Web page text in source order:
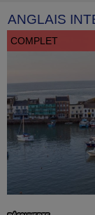
vigueur
Colonies de
goûts
- Aventures en pleine
- Colonies à thème :
- Voyages à l’étranger
langues
Réservez dès
en#ANNEE
et offrez-
Découvrez toutes nos
ANGLAIS
COMPLET